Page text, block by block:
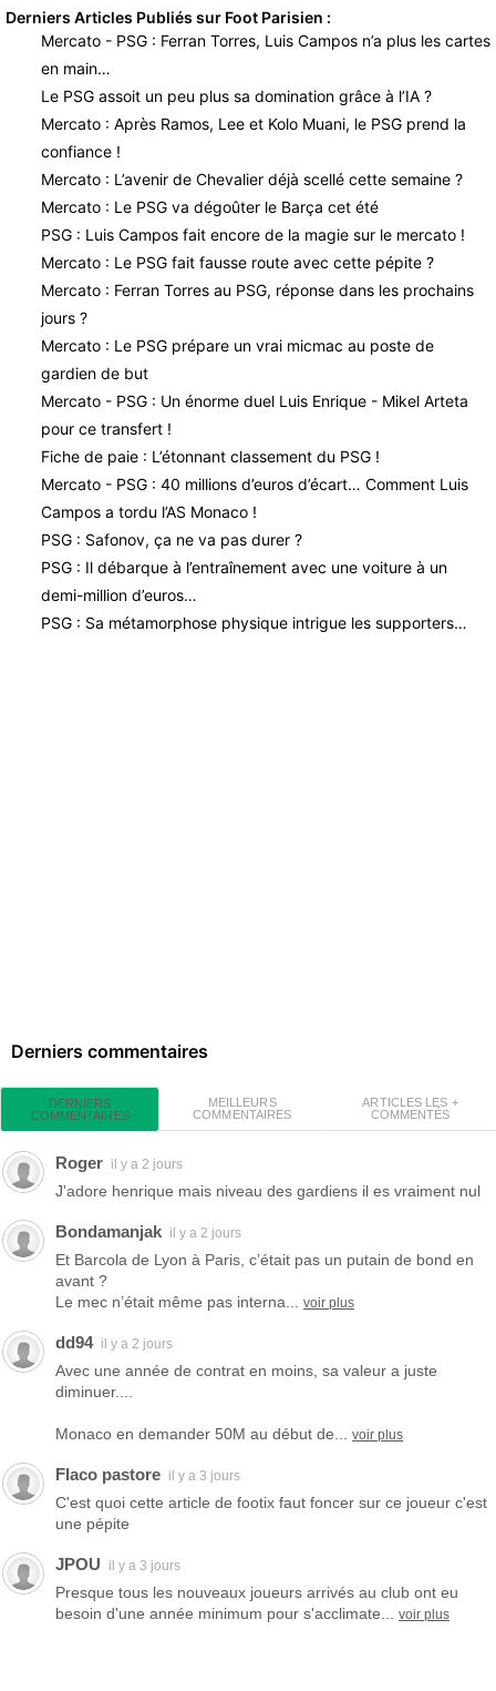
Derniers Articles Publiés sur Foot Parisien :
Mercato - PSG : Ferran Torres, Luis Campos n’a plus les cartes
en main…
Le PSG assoit un peu plus sa domination grâce à l’IA ?
Mercato : Après Ramos, Lee et Kolo Muani, le PSG prend la
confiance !
Mercato : L’avenir de Chevalier déjà scellé cette semaine ?
Mercato : Le PSG va dégoûter le Barça cet été
PSG : Luis Campos fait encore de la magie sur le mercato !
Mercato : Le PSG fait fausse route avec cette pépite ?
Mercato : Ferran Torres au PSG, réponse dans les prochains
jours ?
Mercato : Le PSG prépare un vrai micmac au poste de
gardien de but
Mercato - PSG : Un énorme duel Luis Enrique - Mikel Arteta
pour ce transfert !
Fiche de paie : L’étonnant classement du PSG !
Mercato - PSG : 40 millions d’euros d’écart… Comment Luis
Campos a tordu l’AS Monaco !
PSG : Safonov, ça ne va pas durer ?
PSG : Il débarque à l’entraînement avec une voiture à un
demi-million d’euros…
PSG : Sa métamorphose physique intrigue les supporters…
Derniers commentaires
DERNIERS
COMMENTAIRES
MEILLEURS
COMMENTAIRES
ARTICLES LES +
COMMENTÉS
Roger il y a 2 jours
J'adore henrique mais niveau des gardiens il es vraiment nul
Bondamanjak il y a 2 jours
Et Barcola de Lyon à Paris, c’était pas un putain de bond en
avant ?
Le mec n’était même pas interna... voir plus
dd94 il y a 2 jours
Avec une année de contrat en moins, sa valeur a juste
diminuer....
Monaco en demander 50M au début de... voir plus
Flaco pastore il y a 3 jours
C'est quoi cette article de footix faut foncer sur ce joueur c'est
une pépite
JPOU il y a 3 jours
Presque tous les nouveaux joueurs arrivés au club ont eu
besoin d'une année minimum pour s'acclimate... voir plus